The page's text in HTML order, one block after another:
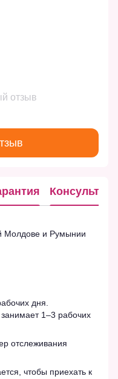
отзыв
Молдове и Румынии
дня.
1–3 рабочих
отслеживания
чтобы приехать к